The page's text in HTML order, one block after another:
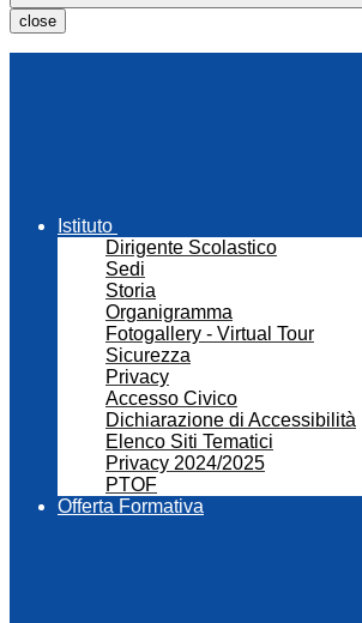
close
Istituto
Dirigente Scolastico
Sedi
Storia
Organigramma
Fotogallery - Virtual Tour
Sicurezza
Privacy
Accesso Civico
Dichiarazione di Accessibilità
Elenco Siti Tematici
Privacy 2024/2025
PTOF
Offerta Formativa